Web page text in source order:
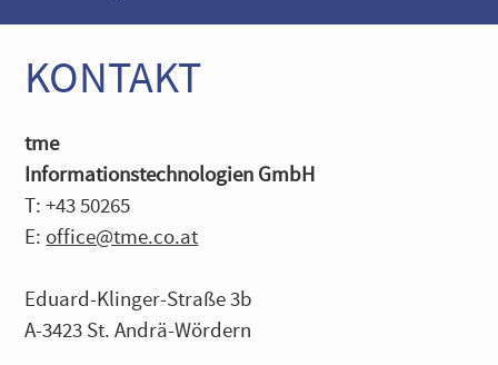
KONTAKT
tme
Informationstechnologien GmbH
T: +43 50265
E: office@tme.co.at
Eduard-Klinger-Straße 3b
A-3423 St. Andrä-Wördern